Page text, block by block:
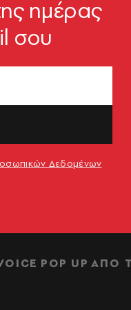
σου
POP UP ΑΠΟ
ημέρας
σου
Δεδομένων